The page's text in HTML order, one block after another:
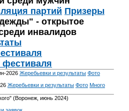
партий Призеры
- открытое
инвалидов
фестиваля
2026 Жеребьевки и результаты Фото
Жеребьевки и результаты Фото Много
(Воронеж, июнь 2024)